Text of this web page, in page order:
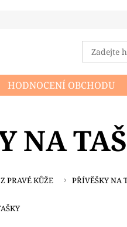
HODNOCENÍ OBCHODU
NA
PRAVÉ KŮŽE PŘÍVĚŠKY NA